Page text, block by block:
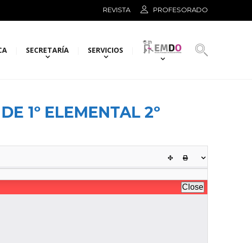
PROFESORADO
REVISTA
SECRETARÍA SERVICIOS
1º ELEMENTAL 2º